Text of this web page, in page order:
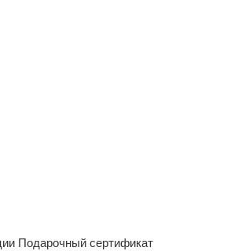
Подарочный сертификат